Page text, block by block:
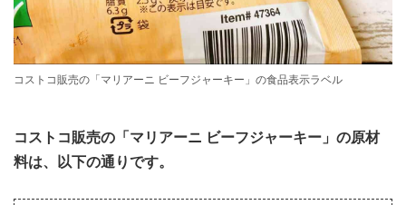
コストコ販売の「マリアーニ ビーフジャーキー」の食品表示ラベル
コストコ販売の「マリアーニ ビーフジャーキー」の原材
料は、以下の通りです。